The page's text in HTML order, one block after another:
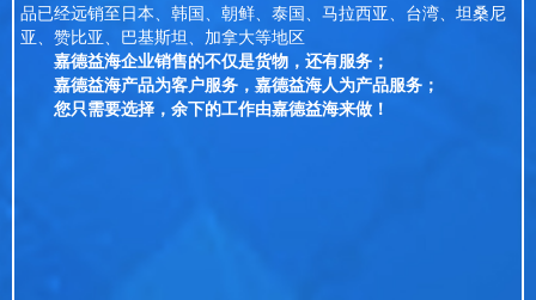
品已经远销至日本、韩国、朝鲜、泰国、马拉西亚、台湾、坦桑尼
亚、赞比亚、巴基斯坦、加拿大等地区
嘉德益海企业销售的不仅是货物，还有服务；
嘉德益海产品为客户服务，嘉德益海人为产品服务；
您只需要选择，余下的工作由嘉德益海来做！